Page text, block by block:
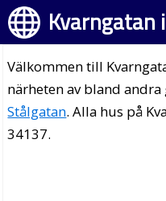
Kvarngatan
Välkommen till
närheten av bland andra
Stålgatan. Alla hus på
34137.